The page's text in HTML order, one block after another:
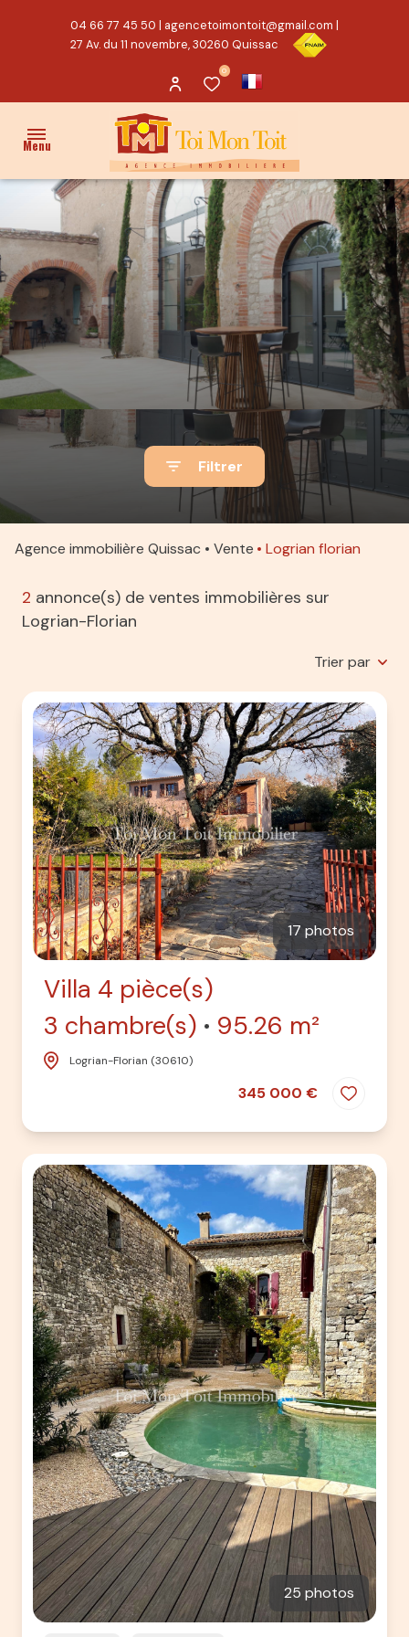
04 66 77 45 50 | agencetoimontoit@gmail.com |
27 Av. du 11 novembre, 30260 Quissac
0
Menu
ACCUEIL
VENTES
PROPRIÉTÉ/CHARME
MAISON
TERRAIN
ACTUALITÉS
E-MAIL
ESTIMATION
CONTACT
Filtrer
Agence immobilière Quissac Vente Logrian florian
2 annonce(s) de ventes immobilières sur
Logrian-Florian
Trier par
17 photos
Villa 4 pièce(s)
3 chambre(s)
95.26 m²
Logrian-Florian (30610)
345 000 €
25 photos